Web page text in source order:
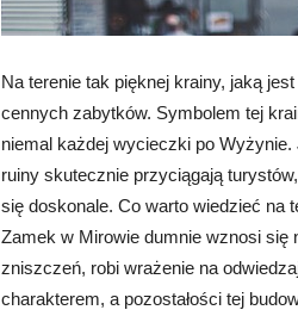
Na terenie tak pięknej krainy, jaką
cennych zabytków. Symbolem tej
niemal każdej wycieczki po
ruiny skutecznie przyciągają
się doskonale. Co warto wiedzieć na
Zamek w Mirowie dumnie wznosi się
zniszczeń, robi wrażenie na
charakterem, a pozostałości tej